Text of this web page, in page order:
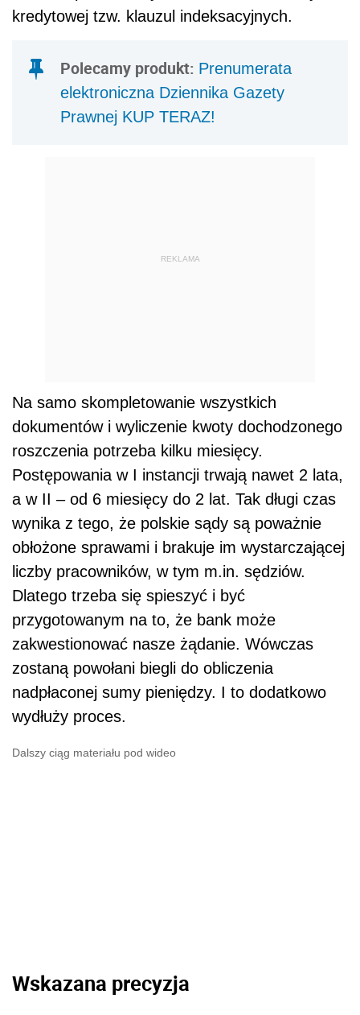
kredytowej tzw. klauzul indeksacyjnych.
Polecamy produkt: Prenumerata
elektroniczna Dziennika Gazety
Prawnej KUP TERAZ!
REKLAMA
Na samo skompletowanie wszystkich
dokumentów i wyliczenie kwoty dochodzonego
roszczenia potrzeba kilku miesięcy.
Postępowania w I instancji trwają nawet 2 lata,
a w II – od 6 miesięcy do 2 lat. Tak długi czas
wynika z tego, że polskie sądy są poważnie
obłożone sprawami i brakuje im wystarczającej
liczby pracowników, w tym m.in. sędziów.
Dlatego trzeba się spieszyć i być
przygotowanym na to, że bank może
zakwestionować nasze żądanie. Wówczas
zostaną powołani biegli do obliczenia
nadpłaconej sumy pieniędzy. I to dodatkowo
wydłuży proces.
Dalszy ciąg materiału pod wideo
Wskazana precyzja